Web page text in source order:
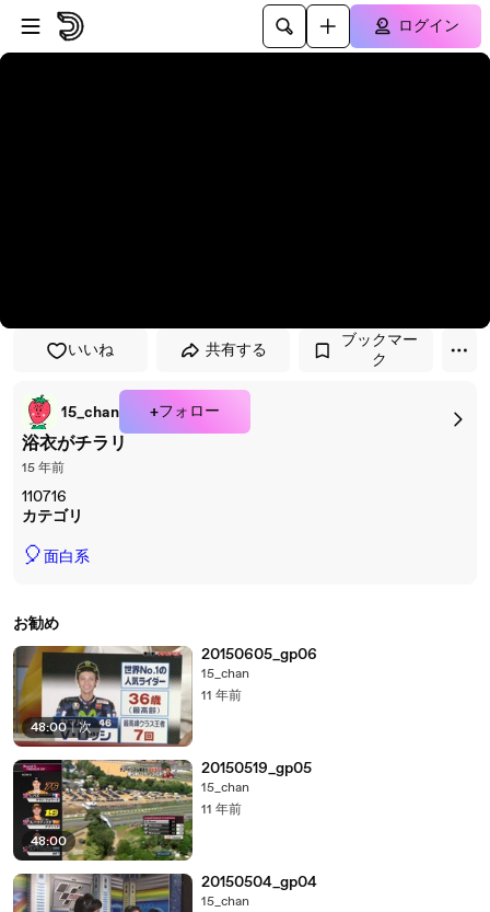
プレイヤーにスキップ
メインコンテンツにスキップ
ログイン
いいね 共有する
ブックマー
ク
15_chan +フォロー
浴衣がチラリ
15 年前
110716
カテゴリ
🎈面白系
お勧め
48:00 | 次
20150605_gp06
15_chan
11 年前
48:00
20150519_gp05
15_chan
11 年前
20150504_gp04
15_chan